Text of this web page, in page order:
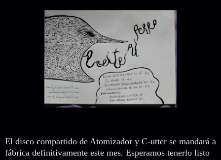
El disco compartido de Atomizador y C-utter se mandará a
fábrica definitivamente este mes. Esperamos tenerlo listo